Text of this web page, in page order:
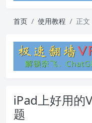
首页 使用教程 正文
iPad上好用的
题